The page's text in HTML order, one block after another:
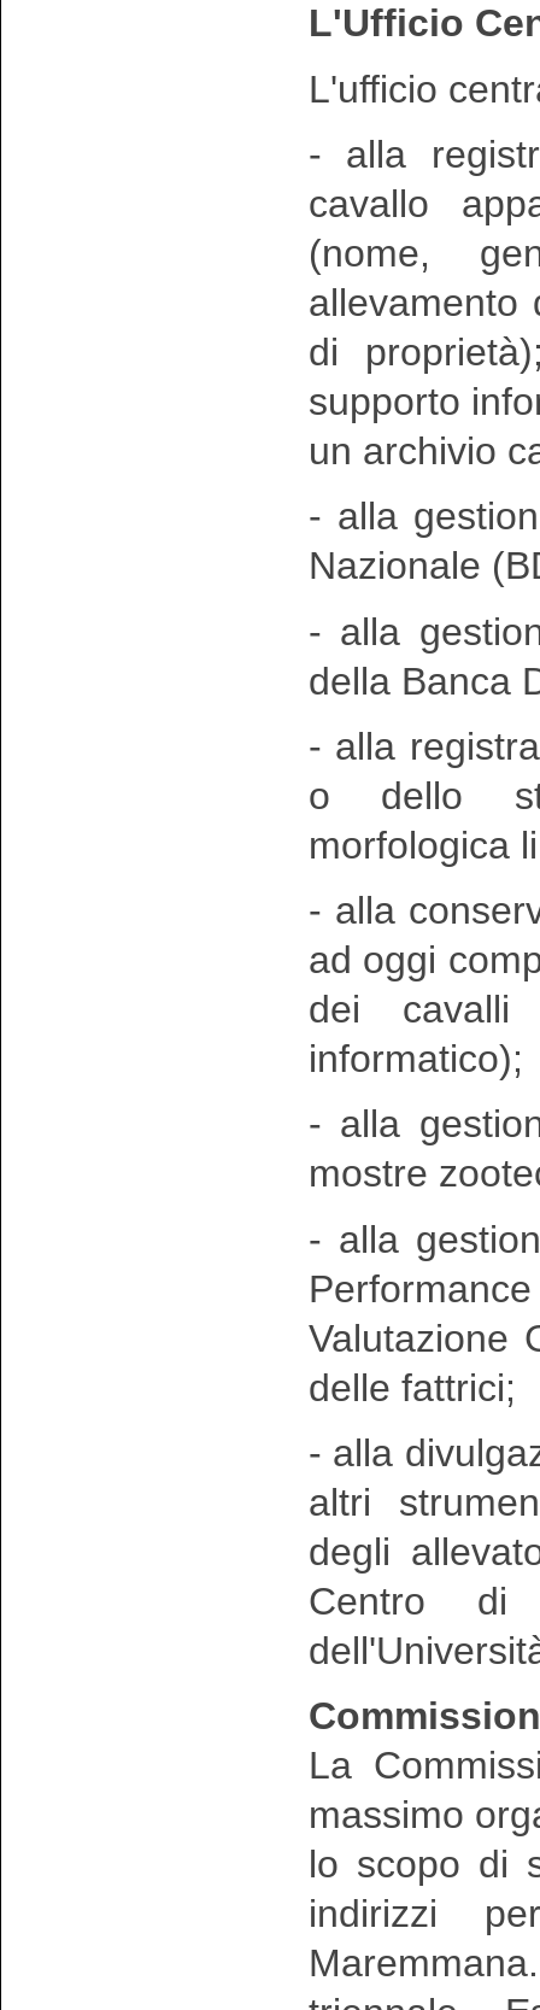
L'Ufficio
L'ufficio
- alla
cavallo
(nome,
allevamento
di
supporto
un archivio
- alla
Nazionale
- alla
della Banca
- alla
o dello
morfologica
- alla
ad oggi
dei cavalli
informatico);
- alla
mostre
- alla
Valutazione
delle fattrici;
- alla
altri
degli
Centro di
La
massimo
lo scopo di
indirizzi